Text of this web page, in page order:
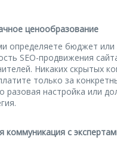
ценообразование
определяете бюджет или
SEO-продвижения
Никаких скрытых
только за
разовая настройка или
коммуникация с